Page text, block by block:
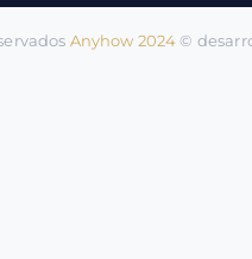
Anyhow 2024©️